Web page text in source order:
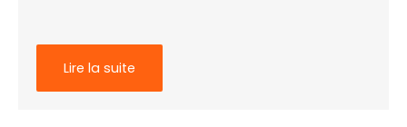
Lire la suite